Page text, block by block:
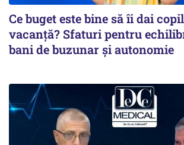
Ce buget este bine să îi dai
vacanță? Sfaturi pentru
bani de buzunar și autonomie